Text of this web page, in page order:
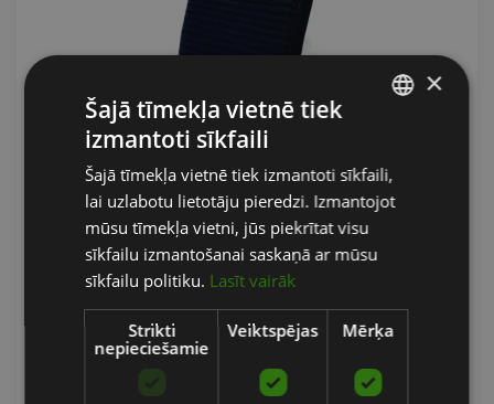
AIRGO® ACTIVE BACK CUSHION COMFORT
MUGURAS SPILVENS, MELNS
TOGU
107.00€
pievienot grozam
ENGLISH
RUSSIAN
×
Šajā tīmekļa vietnē tiek
izmantoti sīkfaili
Šajā tīmekļa vietnē tiek izmantoti sīkfaili,
lai uzlabotu lietotāju pieredzi. Izmantojot
mūsu tīmekļa vietni, jūs piekrītat visu
sīkfailu izmantošanai saskaņā ar mūsu
sīkfailu politiku. Lasīt vairāk
Strikti
nepieciešamie
Veiktspējas Mērķa